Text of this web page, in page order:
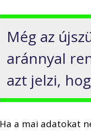
Még az
aránnyal
azt jelzi,
Ha a mai adatokat